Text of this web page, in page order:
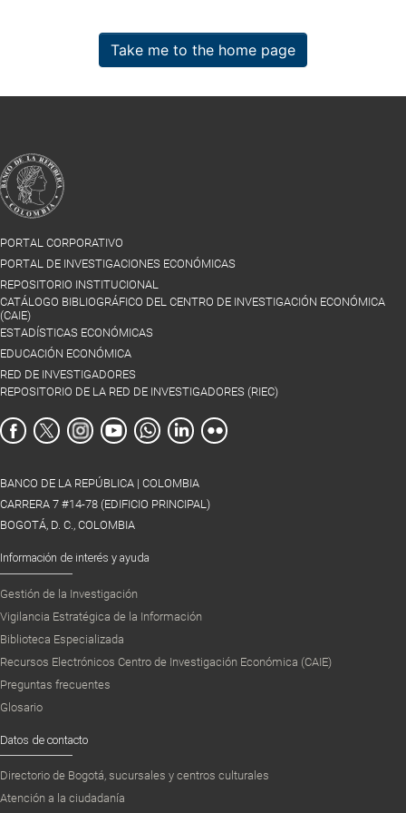
Take me to the home page
PORTAL CORPORATIVO
PORTAL DE INVESTIGACIONES ECONÓMICAS
REPOSITORIO INSTITUCIONAL
CATÁLOGO BIBLIOGRÁFICO DEL CENTRO DE INVESTIGACIÓN ECONÓMICA
(CAIE)
ESTADÍSTICAS ECONÓMICAS
EDUCACIÓN ECONÓMICA
RED DE INVESTIGADORES
REPOSITORIO DE LA RED DE INVESTIGADORES (RIEC)
BANCO DE LA REPÚBLICA | COLOMBIA
CARRERA 7 #14-78 (EDIFICIO PRINCIPAL)
BOGOTÁ, D. C., COLOMBIA
Información de interés y ayuda
Gestión de la Investigación
Vigilancia Estratégica de la Información
Biblioteca Especializada
Recursos Electrónicos Centro de Investigación Económica (CAIE)
Preguntas frecuentes
Glosario
Datos de contacto
Directorio de Bogotá, sucursales y centros culturales
Atención a la ciudadanía